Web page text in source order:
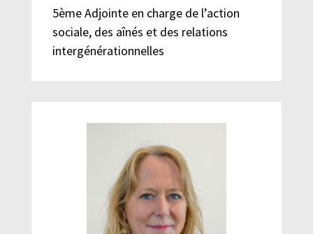
5ème Adjointe en charge de l’action
sociale, des aînés et des relations
intergénérationnelles